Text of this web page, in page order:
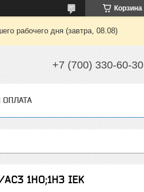
Корзина
рабочего дня (завтра, 08.08)
+7 (700) 330-60-30
ОПЛАТА
1НО;1НЗ IEK